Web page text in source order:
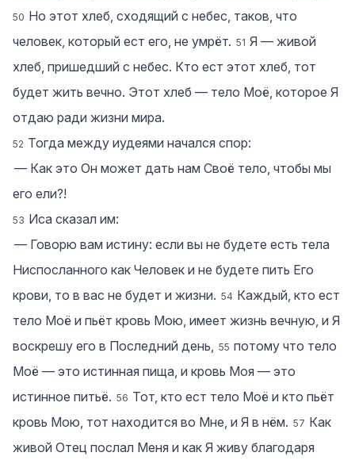
50 Но этот хлеб, сходящий с небес, таков, что
человек, который ест его, не умрёт. 51 Я — живой
хлеб, пришедший с небес. Кто ест этот хлеб, тот
будет жить вечно. Этот хлеб — тело Моё, которое Я
отдаю ради жизни мира.
52 Тогда между иудеями начался спор:
― Как это Он может дать нам Своё тело, чтобы мы
его ели?!
53 Иса сказал им:
― Говорю вам истину: если вы не будете есть тела
Ниспосланного как Человек и не будете пить Его
крови, то в вас не будет и жизни. 54 Каждый, кто ест
тело Моё и пьёт кровь Мою, имеет жизнь вечную, и Я
воскрешу его в Последний день, 55 потому что тело
Моё — это истинная пища, и кровь Моя — это
истинное питьё. 56 Тот, кто ест тело Моё и кто пьёт
кровь Мою, тот находится во Мне, и Я в нём. 57 Как
живой Отец послал Меня и как Я живу благодаря